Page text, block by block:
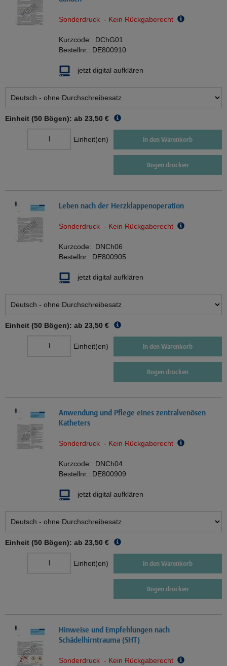
Sonderdruck - Kein Rückgaberecht
Kurzcode: DChG01
Bestellnr.: DE800910
jetzt digital aufklären
Einheit (50 Bögen): ab 23,50 €
Einheit(en) In den Warenkorb
Bogen drucken
Leben nach der Herzklappenoperation
Sonderdruck - Kein Rückgaberecht
Kurzcode: DNCh06
Bestellnr.: DE800905
jetzt digital aufklären
Einheit (50 Bögen): ab 23,50 €
Einheit(en) In den Warenkorb
Bogen drucken
Anwendung und Pflege eines zentralvenösen
Katheters
Sonderdruck - Kein Rückgaberecht
Kurzcode: DNCh04
Bestellnr.: DE800909
jetzt digital aufklären
Einheit (50 Bögen): ab 23,50 €
Einheit(en) In den Warenkorb
Bogen drucken
Hinweise und Empfehlungen nach
Schädelhirntrauma (SHT)
Sonderdruck - Kein Rückgaberecht